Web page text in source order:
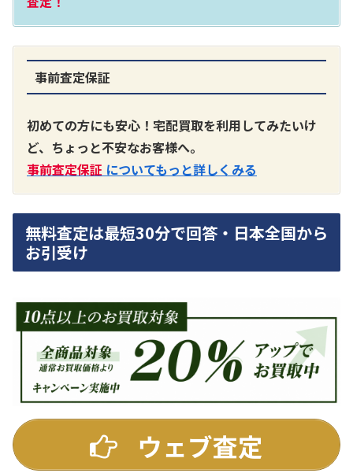
A3300 真空管プリアンプ
買取価格：お問合せください
SONY
DA7000ES アンプ
買取価格：お問合せください
DENON
事前査定保証
初めての方にも安心！宅配買取を利用してみたいけ
ど、ちょっと不安なお客様へ。
事前査定保証 についてもっと詳しくみる
無料査定は最短30分で回答・日本全国から
お引受け
ウェブ査定